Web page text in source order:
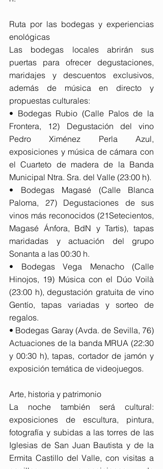
Ruta por las bodegas y experiencias
enológicas
Las bodegas locales abrirán sus
puertas para ofrecer degustaciones,
maridajes y descuentos exclusivos,
además de música en directo y
propuestas culturales:
• Bodegas Rubio (Calle Palos de la
Frontera, 12) Degustación del vino
Pedro Ximénez Perla Azul,
exposiciones y música de cámara con
el Cuarteto de madera de la Banda
Municipal Ntra. Sra. del Valle (23:00 h).
• Bodegas Magasé (Calle Blanca
Paloma, 27) Degustaciones de sus
vinos más reconocidos (21Setecientos,
Magasé Ánfora, BdN y Tartis), tapas
maridadas y actuación del grupo
Sonanta a las 00:30 h.
• Bodegas Vega Menacho (Calle
Hinojos, 19) Música con el Dúo Voilà
(23:00 h), degustación gratuita de vino
Gentío, tapas variadas y sorteo de
regalos.
• Bodegas Garay (Avda. de Sevilla, 76)
Actuaciones de la banda MRUA (22:30
y 00:30 h), tapas, cortador de jamón y
exposición temática de videojuegos.
Arte, historia y patrimonio
La noche también será cultural:
exposiciones de escultura, pintura,
fotografía y subidas a las torres de las
Iglesias de San Juan Bautista y de la
Ermita Castillo del Valle, con visitas a